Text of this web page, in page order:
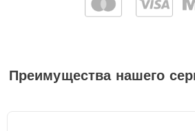
Преимущества нашего